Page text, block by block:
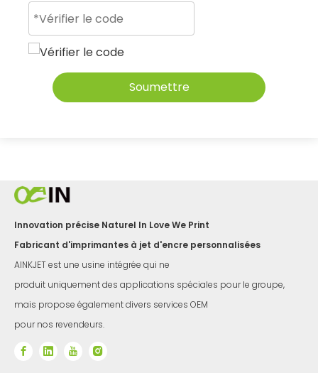
Soumettre
Innovation précise Naturel In Love We Print
Fabricant d'imprimantes à jet d'encre personnalisées
AINKJET est une usine intégrée qui ne
produit uniquement des applications spéciales pour le groupe,
mais propose également divers services OEM
pour nos revendeurs.